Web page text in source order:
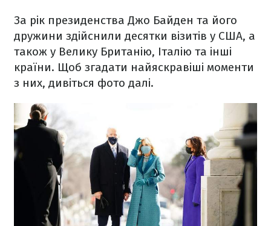
За рік президенства Джо Байден та його
дружини здійснили десятки візитів у США, а
також у Велику Британію, Італію та інші
країни. Щоб згадати найяскравіші моменти
з них, дивіться фото далі.